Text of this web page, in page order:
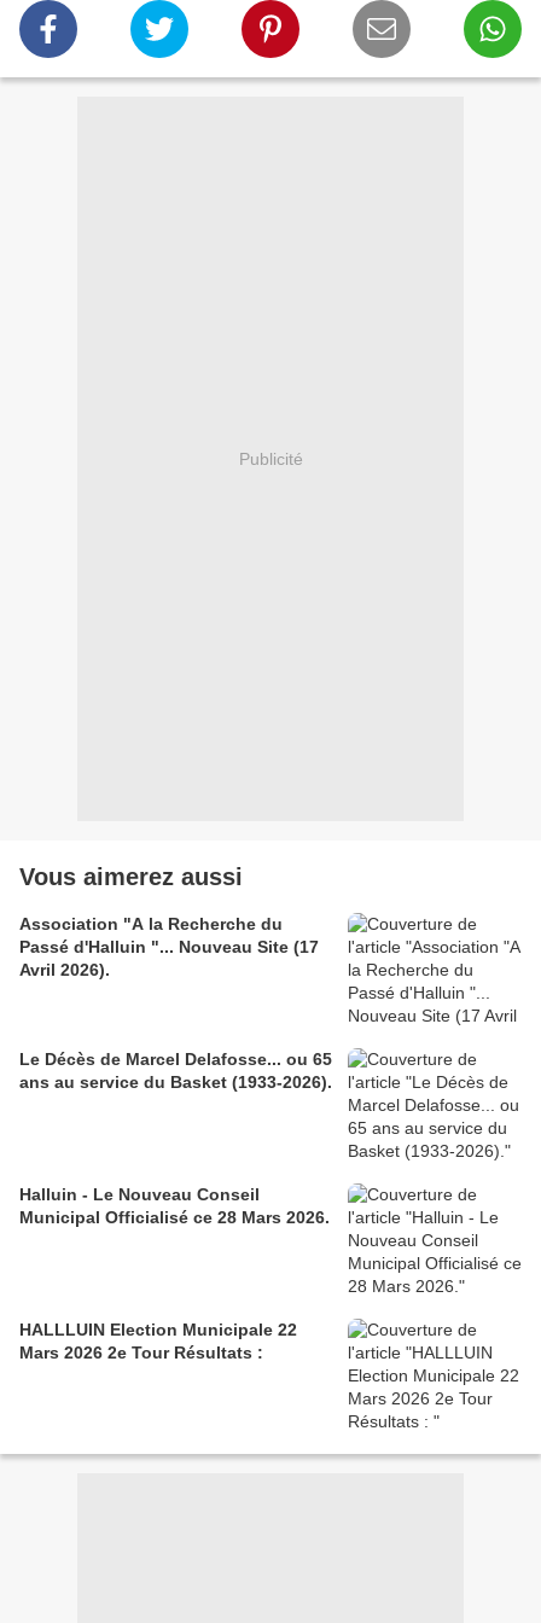
Publicité
Vous aimerez aussi
Association "A la Recherche du
Passé d'Halluin "... Nouveau Site (17
Avril 2026).
Le Décès de Marcel Delafosse... ou 65
ans au service du Basket (1933-2026).
Halluin - Le Nouveau Conseil
Municipal Officialisé ce 28 Mars 2026.
HALLLUIN Election Municipale 22
Mars 2026 2e Tour Résultats :